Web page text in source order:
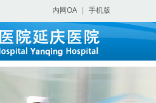
内网OA 手机版